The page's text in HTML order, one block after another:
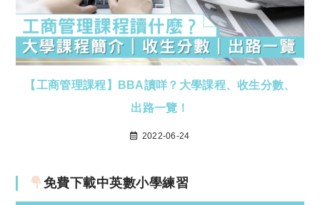
【工商管理課程】BBA讀咩？大學課程、收生分數、
出路一覽！
2022-06-24
免費下載中英數小學練習